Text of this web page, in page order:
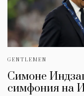
GENTLEMEN
Симоне
симфония на